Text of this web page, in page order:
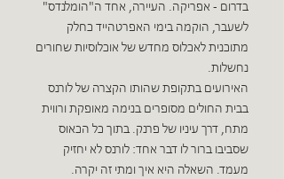
בדרום - אפריקה. העיירה, אחד ה"הומלנדס"
לשעבר, הוקמה בימי האפרטהייד כחלק
מתוכנית לאכלוס מחדש של אוכלוסיות שחורים
נחשלות.
האירועים בתקופת שהותו הקצרה של לורנס
בבית החולים מסופרים בנימה מאופקת ורווית
מתח, דרך עיניו של פרנק. בתוך כל הכאוס
שסביבו ברור לו דבר אחד: לורנס לא יחזיק
מעמד. השאלה היא איך ומתי זה יקרה.